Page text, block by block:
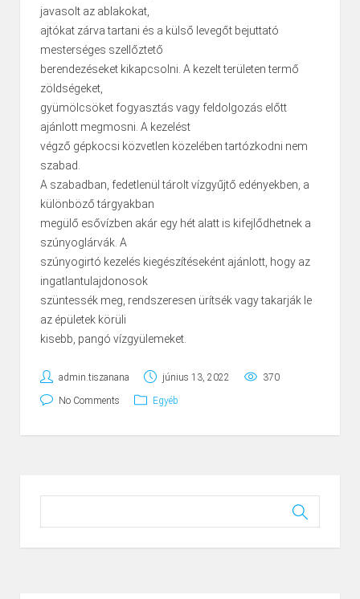
javasolt az ablakokat,
ajtókat zárva tartani és a külső levegőt bejuttató
mesterséges szellőztető
berendezéseket kikapcsolni. A kezelt területen termő
zöldségeket,
gyümölcsöket fogyasztás vagy feldolgozás előtt
ajánlott megmosni. A kezelést
végző gépkocsi közvetlen közelében tartózkodni nem
szabad.
A szabadban, fedetlenül tárolt vízgyűjtő edényekben, a
különböző tárgyakban
megülő esővízben akár egy hét alatt is kifejlődhetnek a
szúnyoglárvák. A
szúnyogirtó kezelés kiegészítéseként ajánlott, hogy az
ingatlantulajdonosok
szüntessék meg, rendszeresen ürítsék vagy takarják le
az épületek körüli
kisebb, pangó vízgyülemeket.
admin.tiszanana június 13, 2022 370
No Comments Egyéb